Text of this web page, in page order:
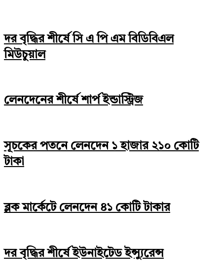
দর বৃদ্ধির শীর্ষে সি এ পি এম বিডিবিএল
মিউচুয়াল
লেনদেনের শীর্ষে শার্প ইন্ডাস্ট্রিজ
সূচকের পতনে লেনদেন ১ হাজার ২১০ কোটি
টাকা
ব্লক মার্কেটে লেনদেন ৪১ কোটি টাকার
দর বৃদ্ধির শীর্ষে ইউনাইটেড ইন্স্যুরেন্স